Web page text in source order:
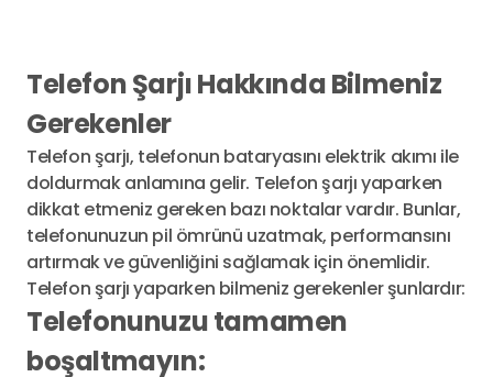
Telefon Şarjı Hakkında Bilmeniz
Gerekenler
Telefon şarjı, telefonun bataryasını elektrik akımı ile
doldurmak anlamına gelir. Telefon şarjı yaparken
dikkat etmeniz gereken bazı noktalar vardır. Bunlar,
telefonunuzun pil ömrünü uzatmak, performansını
artırmak ve güvenliğini sağlamak için önemlidir.
Telefon şarjı yaparken bilmeniz gerekenler şunlardır:
Telefonunuzu tamamen
boşaltmayın: